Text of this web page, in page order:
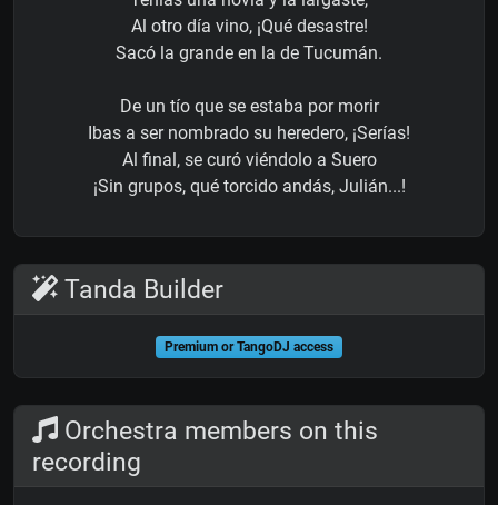
Al otro día vino, ¡Qué desastre!
Sacó la grande en la de Tucumán.
De un tío que se estaba por morir
Ibas a ser nombrado su heredero, ¡Serías!
Al final, se curó viéndolo a Suero
¡Sin grupos, qué torcido andás, Julián...!
Tanda Builder
Premium or TangoDJ access
Orchestra members on this
recording